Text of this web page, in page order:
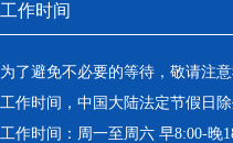
工作时间
为了避免不必要的等待，敬请注
工作时间，中国大陆法定节假日除
工作时间：周一至周六 早8:00-晚